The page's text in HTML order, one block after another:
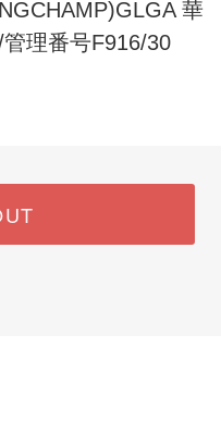
華
理番号F916/30